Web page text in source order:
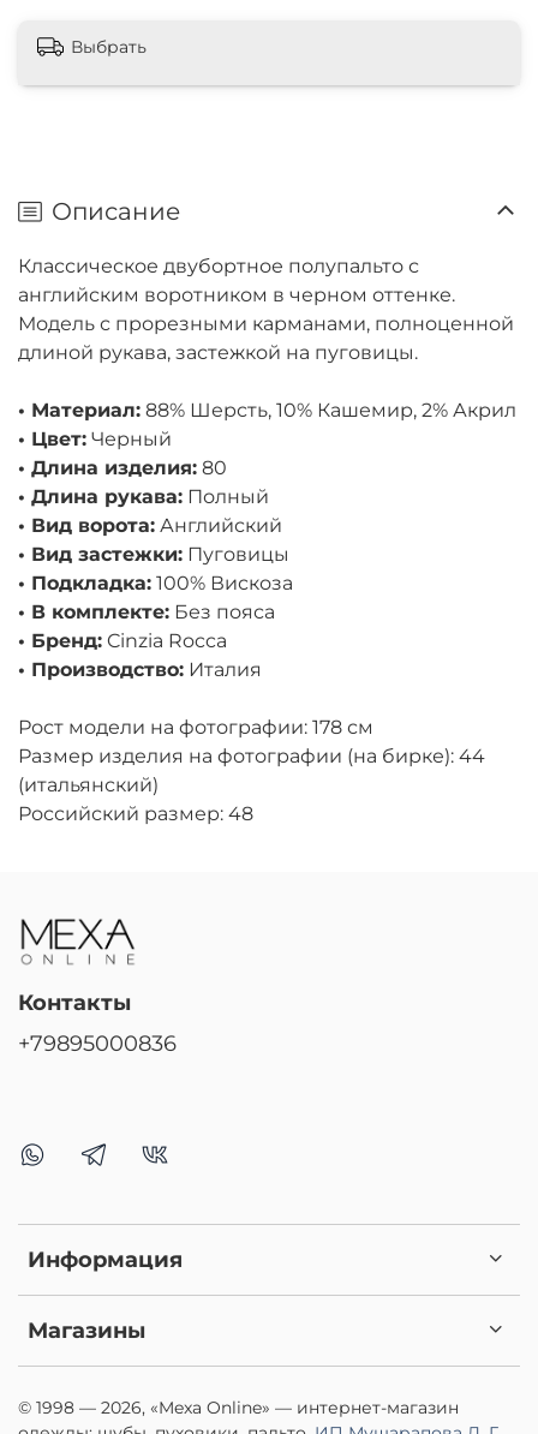
Выбрать
Описание
Классическое двубортное полупальто с
английским воротником в черном оттенке.
Модель с прорезными карманами, полноценной
длиной рукава, застежкой на пуговицы.
• Материал: 88% Шерсть, 10% Кашемир, 2% Акрил
• Цвет: Черный
• Длина изделия: 80
• Длина рукава: Полный
• Вид ворота: Английский
• Вид застежки: Пуговицы
• Подкладка: 100% Вискоза
• В комплекте: Без пояса
• Бренд: Cinzia Rocca
• Производство: Италия
Рост модели на фотографии: 178 см
Размер изделия на фотографии (на бирке): 44
(итальянский)
Российский размер: 48
Информация
Магазины
Контакты
+79895000836
© 1998 — 2026, «Mexa Online» — интернет-магазин